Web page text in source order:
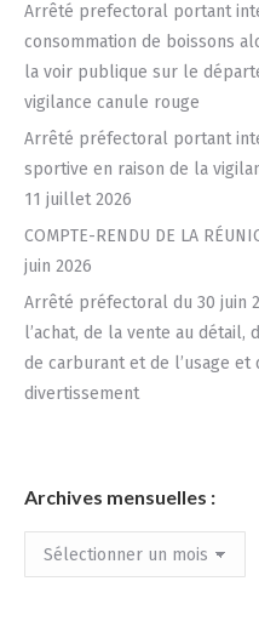
Arrêté prefectoral portant
consommation de boissons
la voir publique sur le
vigilance canule rouge
Arrêté préfectoral portant
sportive en raison de la
11 juillet 2026
COMPTE-RENDU DE LA
juin 2026
Arrêté préfectoral du 30 juin
l’achat, de la vente au
de carburant et de l’usage
divertissement
Archives mensuelles :
Archives
mensuelles